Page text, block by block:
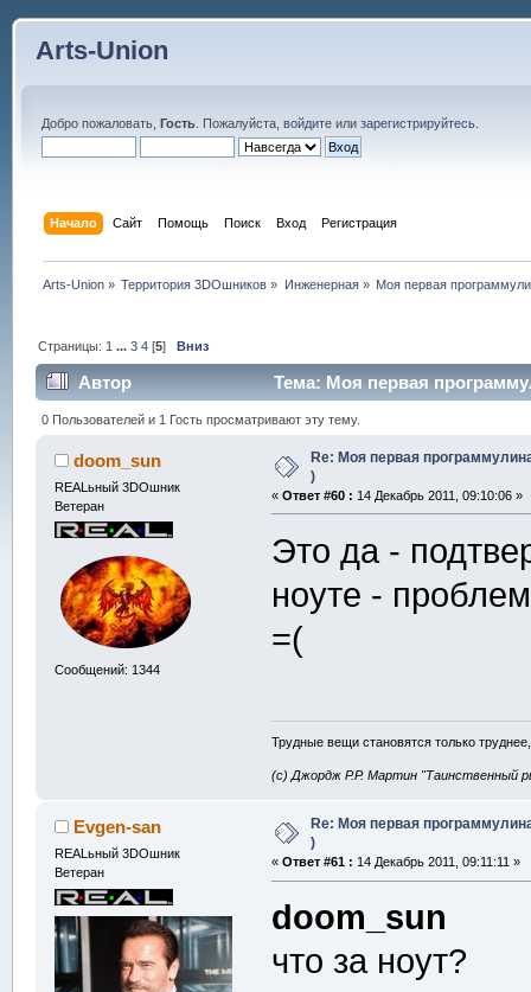
Arts-Union
Добро пожаловать, Гость. Пожалуйста, войдитеили зарегистрируйтесь.
Начало Сайт Помощь Поиск Вход Регистрация
Arts-Union » Территория 3DOшников » Инженерная» Моя первая
Страницы: 1 ...3 4 [5]Вниз
Автор Тема: Моя первая
0 Пользователей и 1 Гость просматривают эту тему.
doom_sun
REALьный 3DOшник
Ветеран
Сообщений: 1344
Re: Моя первая
)
«Ответ #60 : 14 Декабрь 2011, 09:10:06 »
Это да -
ноуте -
=(
Трудные вещи становятся только
(с) Джордж Р.Р. Мартин "Таинственный
Evgen-san
REALьный 3DOшник
Ветеран
Re: Моя первая
)
«Ответ #61 : 14 Декабрь 2011, 09:11:11 »
doom_sun
что за ноут?